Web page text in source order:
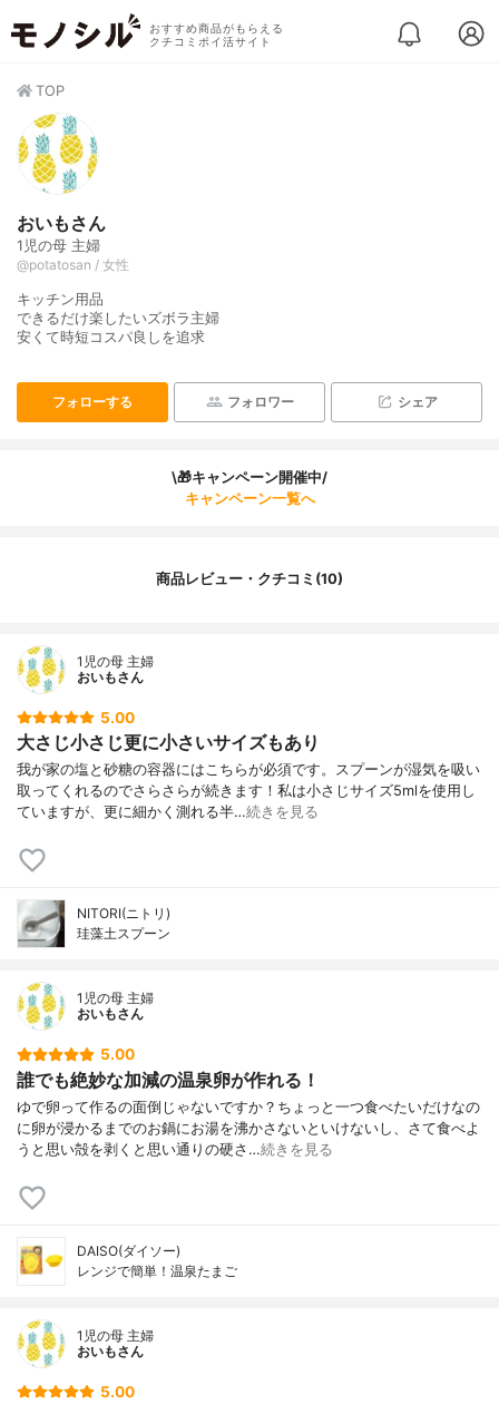
おすすめ商品がもらえる
クチコミポイ活サイト
TOP
おいもさん
1児の母 主婦
@potatosan / 女性
キッチン用品
できるだけ楽したいズボラ主婦
安くて時短コスパ良しを追求
フォローする フォロワー シェア
\🎁キャンペーン開催中/
キャンペーン一覧へ
商品レビュー・クチコミ(10)
1児の母 主婦
おいもさん
5.00
大さじ小さじ更に小さいサイズもあり
我が家の塩と砂糖の容器にはこちらが必須です。スプーンが湿気を吸い
取ってくれるのでさらさらが続きます！私は小さじサイズ5mlを使用し
ていますが、更に細かく測れる半…続きを見る
NITORI(ニトリ)
珪藻土スプーン
1児の母 主婦
おいもさん
5.00
誰でも絶妙な加減の温泉卵が作れる！
ゆで卵って作るの面倒じゃないですか？ちょっと一つ食べたいだけなの
に卵が浸かるまでのお鍋にお湯を沸かさないといけないし、さて食べよ
うと思い殻を剥くと思い通りの硬さ…続きを見る
DAISO(ダイソー)
レンジで簡単！温泉たまご
1児の母 主婦
おいもさん
5.00